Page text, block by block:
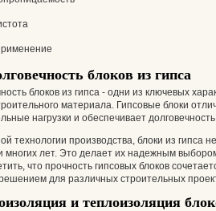
блоков из гипса
блоков из гипса - одни из ключевых
материала. Гипсовые блоки
нагрузки и обеспечивает
технологии производства, блоки из
лет. Это делает их надежным
что прочность гипсовых блоков
для различных строительных
и теплоизоляция